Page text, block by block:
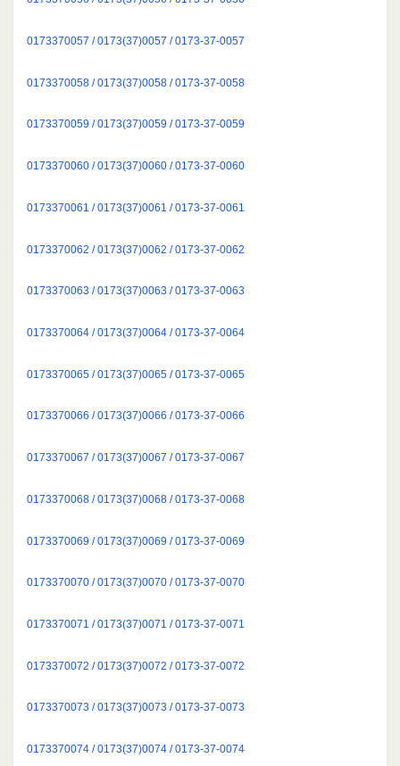
0173370057 / 0173(37)0057 / 0173-37-0057
0173370058 / 0173(37)0058 / 0173-37-0058
0173370059 / 0173(37)0059 / 0173-37-0059
0173370060 / 0173(37)0060 / 0173-37-0060
0173370061 / 0173(37)0061 / 0173-37-0061
0173370062 / 0173(37)0062 / 0173-37-0062
0173370063 / 0173(37)0063 / 0173-37-0063
0173370064 / 0173(37)0064 / 0173-37-0064
0173370065 / 0173(37)0065 / 0173-37-0065
0173370066 / 0173(37)0066 / 0173-37-0066
0173370067 / 0173(37)0067 / 0173-37-0067
0173370068 / 0173(37)0068 / 0173-37-0068
0173370069 / 0173(37)0069 / 0173-37-0069
0173370070 / 0173(37)0070 / 0173-37-0070
0173370071 / 0173(37)0071 / 0173-37-0071
0173370072 / 0173(37)0072 / 0173-37-0072
0173370073 / 0173(37)0073 / 0173-37-0073
0173370074 / 0173(37)0074 / 0173-37-0074